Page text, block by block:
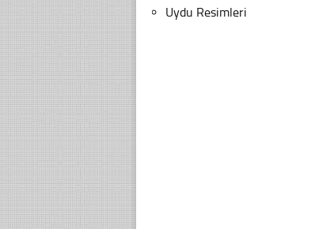
Uydu Resimleri